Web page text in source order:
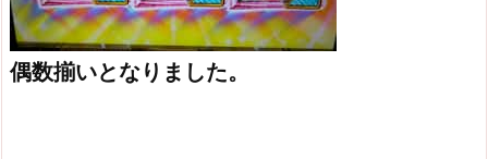
偶数揃いとなりました。